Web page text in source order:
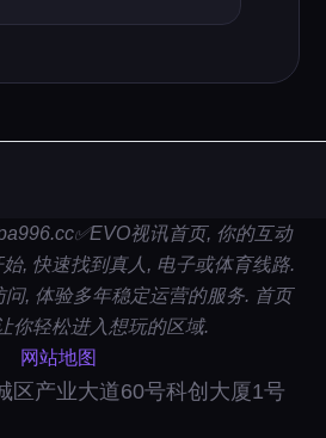
视讯首页, 你的互动
, 快速找到真人, 电子或体育线路.
, 体验多年稳定运营的服务. 首页
你轻松进入想玩的区域.
网站地图
区产业大道60号科创大厦1号